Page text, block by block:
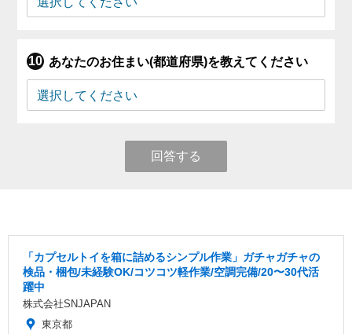
あなたのお住まい(都道府県)を教えてください
回答する
「カプセルトイを箱に詰めるシンプル作業」ガチャガチャの
検品・梱包/未経験OK/コツコツ軽作業/空調完備/20〜30代活
躍中
株式会社SNJAPAN
東京都